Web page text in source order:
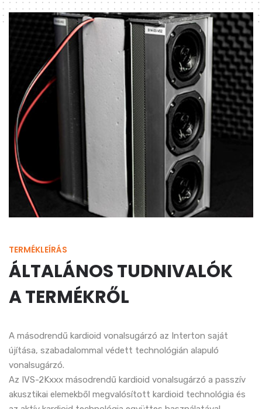
TERMÉKLEÍRÁS
ÁLTALÁNOS TUDNIVALÓK
A TERMÉKRŐL
A másodrendű kardioid vonalsugárzó az Interton saját
újítása, szabadalommal védett technológián alapuló
vonalsugárzó.
Az IVS-2Kxxx másodrendű kardioid vonalsugárzó a passzív
akusztikai elemekből megvalósított kardioid technológia és